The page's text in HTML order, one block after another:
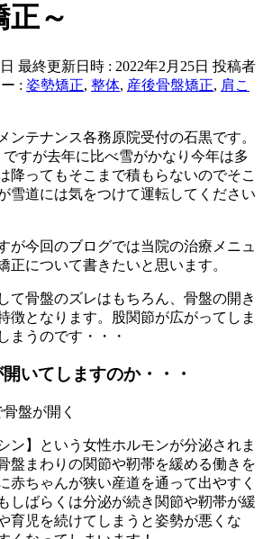
正～
最終更新日時 : 2022年2月25日 投稿者
: 姿勢矯正, 整体, 産後骨盤矯正, 肩こ
ンテナンス各務原院受付の石黒です。
すが去年に比べ雪がかなり今年は多
降ってもそこまで積もらないのでそこ
雪道には気をつけて運転してください
が今回のブログでは当院の治療メニュ
正について書きたいと思います。
て骨盤のズレはもちろん、骨盤の開き
徴となります。股関節が広がってしま
まうのです・・・
いてしますのか・・・
盤が開く
ン】という女性ホルモンが分泌されま
盤まわりの関節や靭帯を緩める働きを
赤ちゃんが狭い産道を通って出やすく
しばらくは分泌が続き関節や靭帯が緩
育児を続けてしまうと姿勢が悪くな